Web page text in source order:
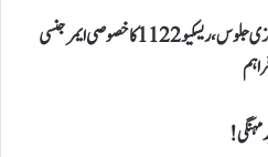
اوکاڑہ میں چہلم حضرت امام حسینؑ کا مرکزی جلوس، ریسکیو 1122 کا خصوصی ایمرجنسی